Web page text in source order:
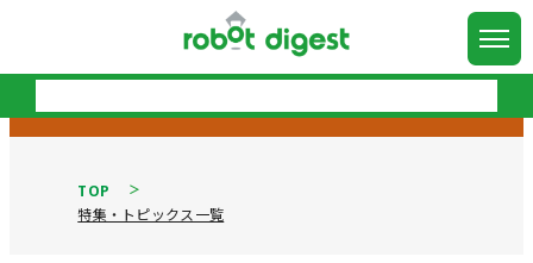
TOP
特集・トピックス一覧